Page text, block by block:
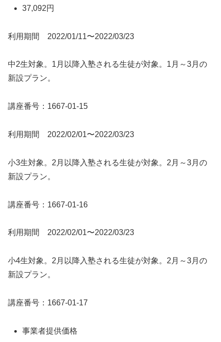
37,092円
利用期間 2022/01/11〜2022/03/23
中2生対象。1月以降入塾される生徒が対象。1月～3月の
新設プラン。
講座番号：1667-01-15
利用期間 2022/02/01〜2022/03/23
小3生対象。2月以降入塾される生徒が対象。2月～3月の
新設プラン。
講座番号：1667-01-16
利用期間 2022/02/01〜2022/03/23
小4生対象。2月以降入塾される生徒が対象。2月～3月の
新設プラン。
講座番号：1667-01-17
事業者提供価格